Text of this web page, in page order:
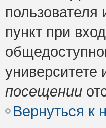
пункт при
университете
посещении
Вернуться к